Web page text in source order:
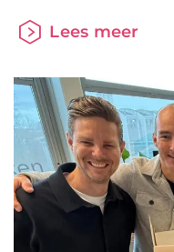
minuten verschijnen
en bij welke
opvragen?
Lees meer